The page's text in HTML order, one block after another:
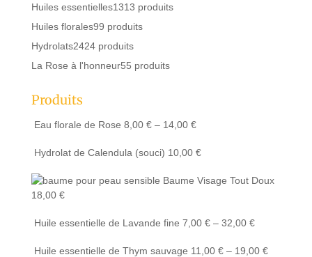
Huiles essentielles1313 produits
Huiles florales99 produits
Hydrolats2424 produits
La Rose à l'honneur55 produits
Produits
Eau florale de Rose 8,00 €– 14,00 €
Hydrolat de Calendula (souci) 10,00 €
Baume Visage Tout Doux
18,00 €
Huile essentielle de Lavande fine 7,00 €– 32,00 €
Huile essentielle de Thym sauvage 11,00 €– 19,00 €